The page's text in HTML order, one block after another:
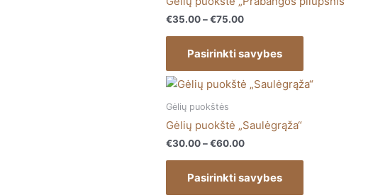
on
the
product
page
€35.00–€75.00
€75.00
Pasirinkti savybes
multiple
variants.
options
may
chosen
on
the
product
page
Gėlių puokštės
Gėlių puokštė „Saulėgrąža“
€30.00–€60.00
Price
range:
€60.00
Pasirinkti savybes
This
product
has
multiple
variants.
options